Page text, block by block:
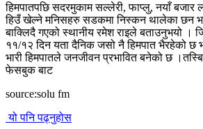
हिमपातपछि सदरमुकाम सल्लेरी, फाप्लु, नयाँ बजार
हिउँ खेल्ने मनिसहरु सडकमा निस्कन थालेका छन
बाक्लिदै गएको स्थानीय रमेश राइले बताउनुभयो ।
११/१२ दिन यता दैनिक जसो नै हिमपात भैरहेको छ
भारी हिमपातले जनजीवन प्रभावित बनेको छ
फेसबुक बाट
source:solu fm
यो पनि पढ्नुहोस